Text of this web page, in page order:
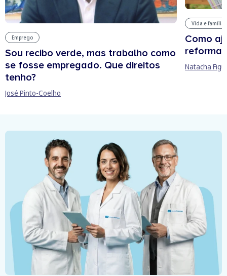
Emprego
Sou recibo verde, mas trabalho como
se fosse empregado. Que direitos
tenho?
José Pinto-Coelho
Vida e família
Como
reforma
Natacha